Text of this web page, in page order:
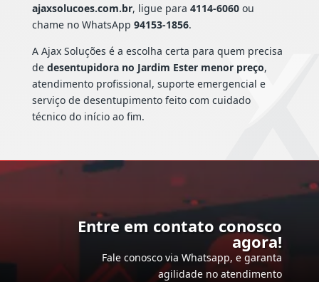
ajaxsolucoes.com.br, ligue para 4114-6060ou
chame no WhatsApp 94153-1856.
A Ajax Soluções é a escolha certa para quem precisa
de desentupidora no Jardim Ester menor preço,
atendimento profissional, suporte emergencial e
serviço de desentupimento feito com cuidado
técnico do início ao fim.
Entre em contato conosco
agora!
Fale conosco via Whatsapp, e garanta
agilidade no atendimento